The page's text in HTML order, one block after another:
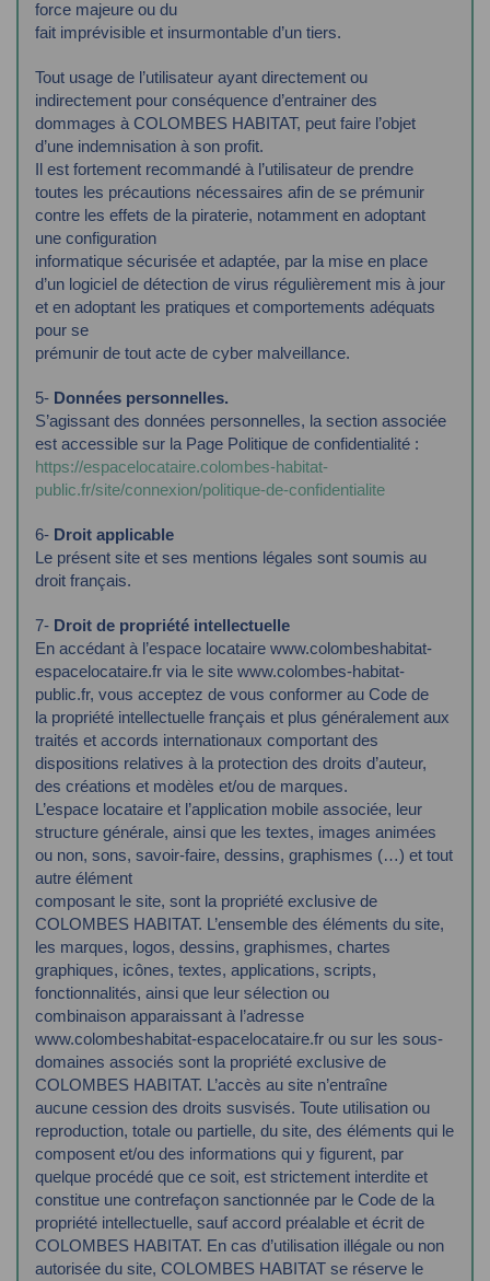
force majeure ou du
fait imprévisible et insurmontable d’un tiers.
Tout usage de l’utilisateur ayant directement ou
indirectement pour conséquence d’entrainer des
dommages à COLOMBES HABITAT, peut faire l’objet
d’une indemnisation à son profit.
Il est fortement recommandé à l’utilisateur de prendre
toutes les précautions nécessaires afin de se prémunir
contre les effets de la piraterie, notamment en adoptant
une configuration
informatique sécurisée et adaptée, par la mise en place
d’un logiciel de détection de virus régulièrement mis à jour
et en adoptant les pratiques et comportements adéquats
pour se
prémunir de tout acte de cyber malveillance.
5- Données personnelles.
S’agissant des données personnelles, la section associée
est accessible sur la Page Politique de confidentialité :
https://espacelocataire.colombes-habitat-
public.fr/site/connexion/politique-de-confidentialite
6- Droit applicable
Le présent site et ses mentions légales sont soumis au
droit français.
7- Droit de propriété intellectuelle
En accédant à l’espace locataire www.colombeshabitat-
espacelocataire.fr via le site www.colombes-habitat-
public.fr, vous acceptez de vous conformer au Code de
la propriété intellectuelle français et plus généralement aux
traités et accords internationaux comportant des
dispositions relatives à la protection des droits d’auteur,
des créations et modèles et/ou de marques.
L’espace locataire et l’application mobile associée, leur
structure générale, ainsi que les textes, images animées
ou non, sons, savoir-faire, dessins, graphismes (…) et tout
autre élément
composant le site, sont la propriété exclusive de
COLOMBES HABITAT.
L’ensemble des éléments du site,
les marques, logos, dessins, graphismes, chartes
graphiques, icônes, textes, applications, scripts,
fonctionnalités, ainsi que leur sélection ou
combinaison apparaissant à l’adresse
www.colombeshabitat-espacelocataire.fr ou sur les sous-
domaines associés sont la propriété exclusive de
COLOMBES HABITAT. L’accès au site n’entraîne
aucune cession des droits susvisés. Toute utilisation ou
reproduction, totale ou partielle, du site, des éléments qui le
composent et/ou des informations qui y figurent, par
quelque procédé que ce soit, est strictement interdite et
constitue une contrefaçon sanctionnée par le Code de la
propriété intellectuelle, sauf accord préalable et écrit de
COLOMBES HABITAT. En cas d’utilisation illégale ou non
autorisée du site, COLOMBES HABITAT se réserve le